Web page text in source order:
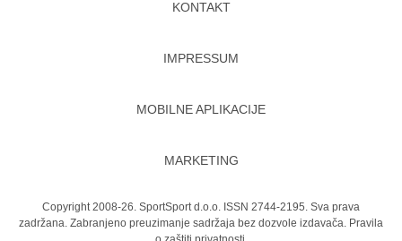
KONTAKT
IMPRESSUM
MOBILNE APLIKACIJE
MARKETING
Copyright 2008-26. SportSport d.o.o. ISSN 2744-2195. Sva prava
zadržana. Zabranjeno preuzimanje sadržaja bez dozvole izdavača. Pravila